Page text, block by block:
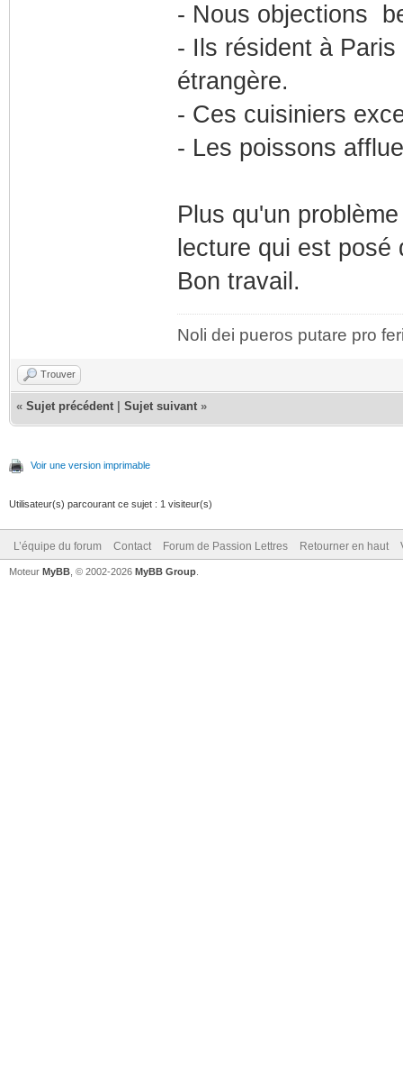
- Nous objections
- Ils résident à
étrangère.
- Ces cuisiniers
- Les poissons
Plus qu'un
lecture qui est posé
Bon travail.
Noli dei pueros putare pro
Trouver
« Sujet précédent Sujet suivant »
Voir une version imprimable
Utilisateur(s) parcourant ce sujet : 1 visiteur(s)
L’équipe du forum Contact Forum de Passion Lettres Retourner en haut
Moteur MyBB , © 2002-2026 MyBB Group